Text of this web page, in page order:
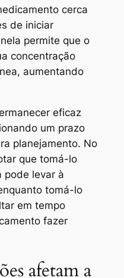
cerca
de iniciar
permite que o
concentração
aumentando
eficaz
um prazo
planejamento. No
que tomá-lo
pode levar à
tomá-lo
em tempo
fazer
afetam a